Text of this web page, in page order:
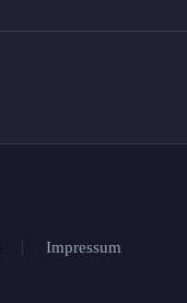
Impressum